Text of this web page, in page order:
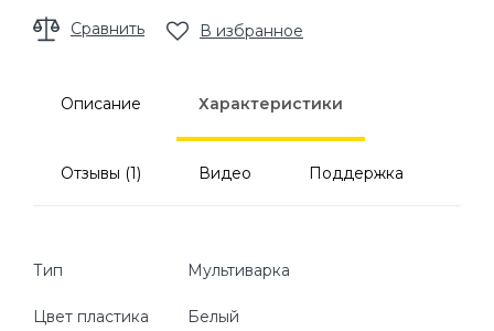
Сравнить В избранное
Описание Характеристики
Отзывы (1) Видео Поддержка
Тип Мультиварка
Цвет пластика Белый